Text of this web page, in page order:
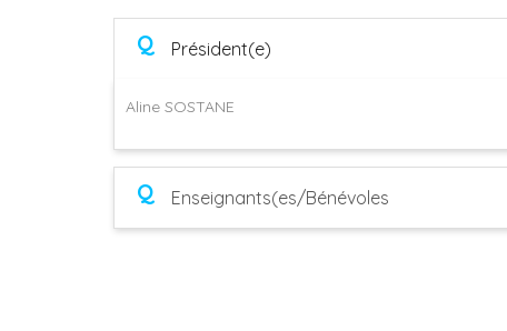
Q Président(e)
Aline SOSTANE
Q Enseignants(es/Bénévoles